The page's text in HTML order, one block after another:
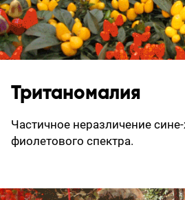
Тританомалия
Частичное неразличение
фиолетового спектра.